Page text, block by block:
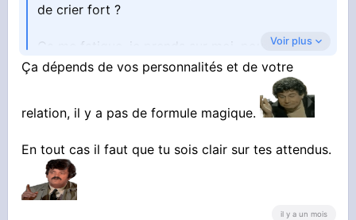
de crier fort ?
Ça me fatigue, je prends sur moi, pour bien lui
répondre calmement, mais elle fait 0 effort là.
Voir plus
Ça dépends de vos personnalités et de votre
relation, il y a pas de formule magique.
En tout cas il faut que tu sois clair sur tes attendus.
il y a un mois